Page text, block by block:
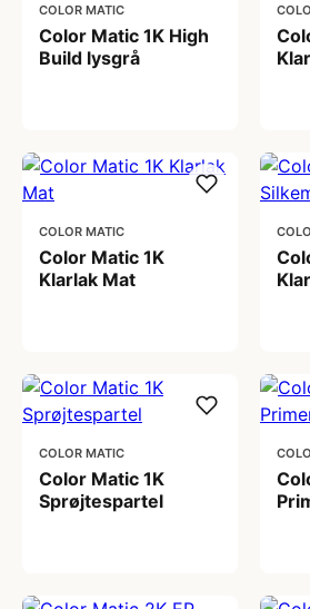
COLOR MATIC
Color Matic 1K High
Build lysgrå
COLOR MATIC
Color Matic 1K
Klarlak Mat
COLOR MATIC
Color Matic 1K
Sprøjtespartel